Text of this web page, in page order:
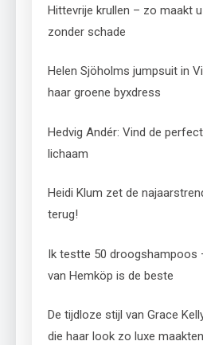
Hittevrije krullen – zo maakt
zonder schade
Helen Sjöholms jumpsuit in
haar groene byxdress
Hedvig Andér: Vind de
lichaam
Heidi Klum zet de
terug!
Ik testte 50 droogshampoos
van Hemköp is de beste
De tijdloze stijl van Grace
die haar look zo luxe maakten